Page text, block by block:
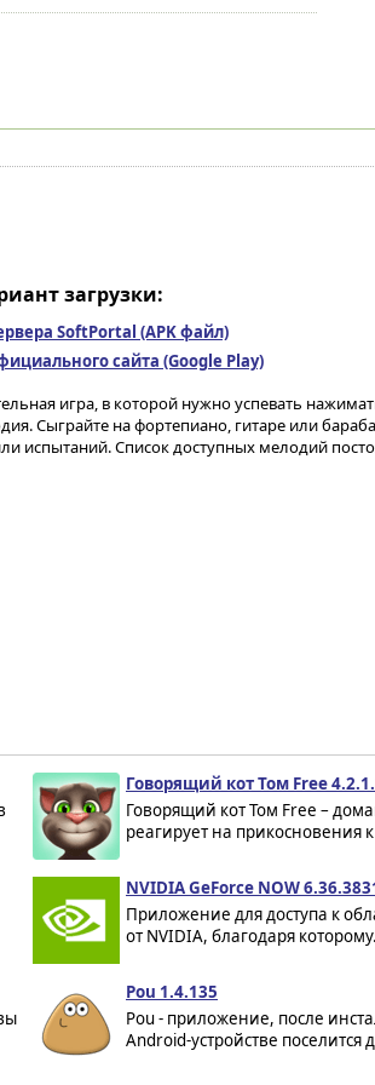
загрузки:
SoftPortal (APK файл)
сайта (Google Play)
игра, в которой нужно успевать
Сыграйте на фортепиано, гитаре или
испытаний. Список доступных мелодий
Говорящий кот Том Free
Говорящий кот Том Free –
реагирует на прикосновения
NVIDIA GeForce NOW
Приложение для доступа к
от NVIDIA, благодаря
Pou 1.4.135
Pou - приложение, после
Android-устройстве поселится